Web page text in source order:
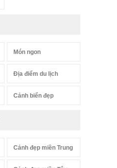
Món ngon
Địa điểm du lịch
Cảnh biển đẹp
Cảnh đẹp miền Trung